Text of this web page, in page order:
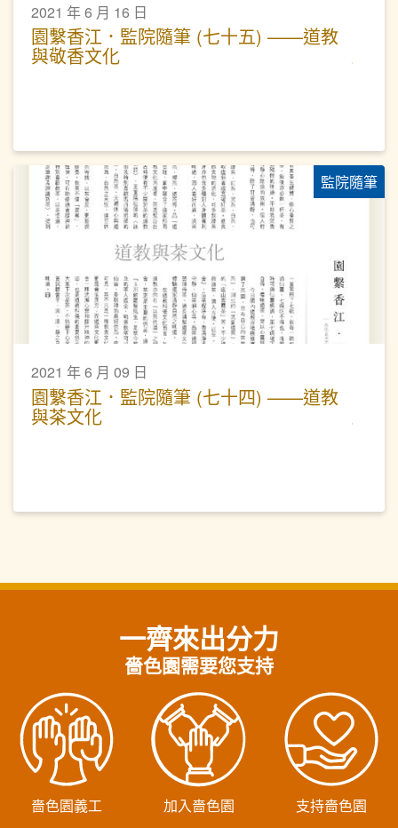
2021 年 6 月 16 日
園繫香江．監院隨筆 (七十五) ——道教
與敬香文化
監院隨筆
2021 年 6 月 09 日
園繫香江．監院隨筆 (七十四) ——道教
與茶文化
一齊來出分力
嗇色園需要您支持
嗇色園義工 加入嗇色園 支持嗇色園